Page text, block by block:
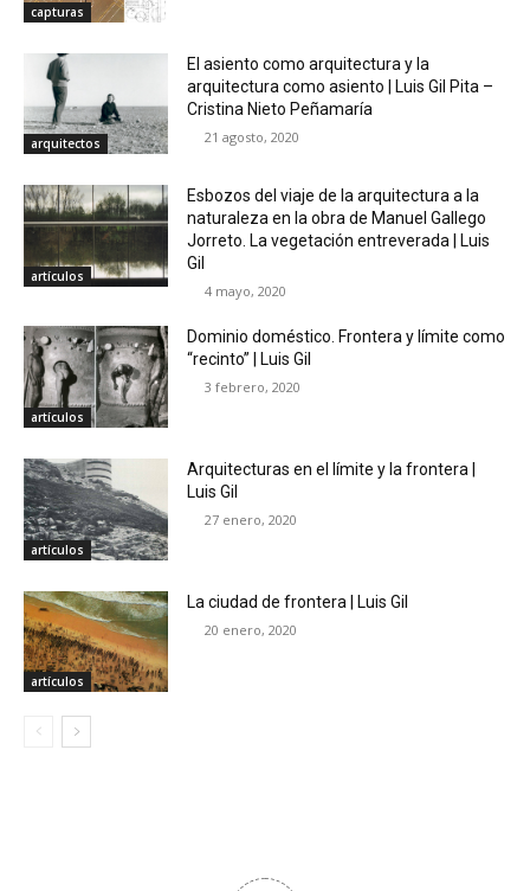
capturas
arquitectos
El asiento como arquitectura y la
arquitectura como asiento | Luis Gil Pita –
Cristina Nieto Peñamaría
21 agosto, 2020
artículos
Esbozos del viaje de la arquitectura a la
naturaleza en la obra de Manuel Gallego
Jorreto. La vegetación entreverada | Luis
Gil
4 mayo, 2020
artículos
Dominio doméstico. Frontera y límite como
“recinto” | Luis Gil
3 febrero, 2020
artículos
Arquitecturas en el límite y la frontera |
Luis Gil
27 enero, 2020
artículos
La ciudad de frontera | Luis Gil
20 enero, 2020